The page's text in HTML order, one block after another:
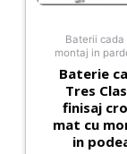
Baterii cada
montaj in
Baterie
Tres
finisaj
mat cu
in